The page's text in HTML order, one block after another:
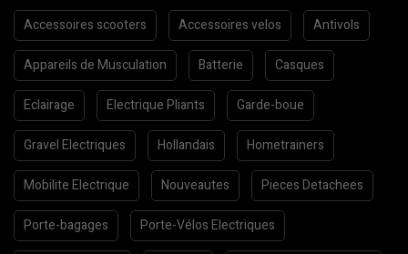
Accessoires scooters Accessoires velos Antivols
Appareils de Musculation Batterie Casques
Eclairage Electrique Pliants Garde-boue
Gravel Electriques Hollandais Hometrainers
Mobilite Electrique Nouveautes Pieces Detachees
Porte-bagages Porte-Vélos Electriques